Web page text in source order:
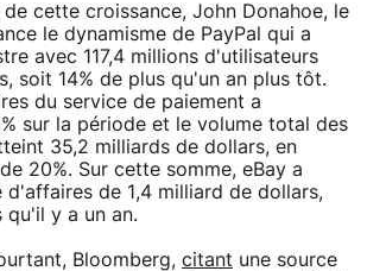
de cette croissance, John Donahoe, le
le dynamisme de PayPal qui a
avec 117,4 millions d'utilisateurs
soit 14% de plus qu'un an plus tôt.
du service de paiement a
sur la période et le volume total des
35,2 milliards de dollars, en
20%. Sur cette somme, eBay a
d'affaires de 1,4 milliard de dollars,
qu'il y a un an.
Bloomberg, citant une source